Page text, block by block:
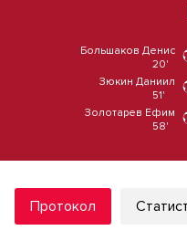
Большаков Денис
20'
Зюкин Даниил
51'
Золотарев Ефим
58'
Протокол